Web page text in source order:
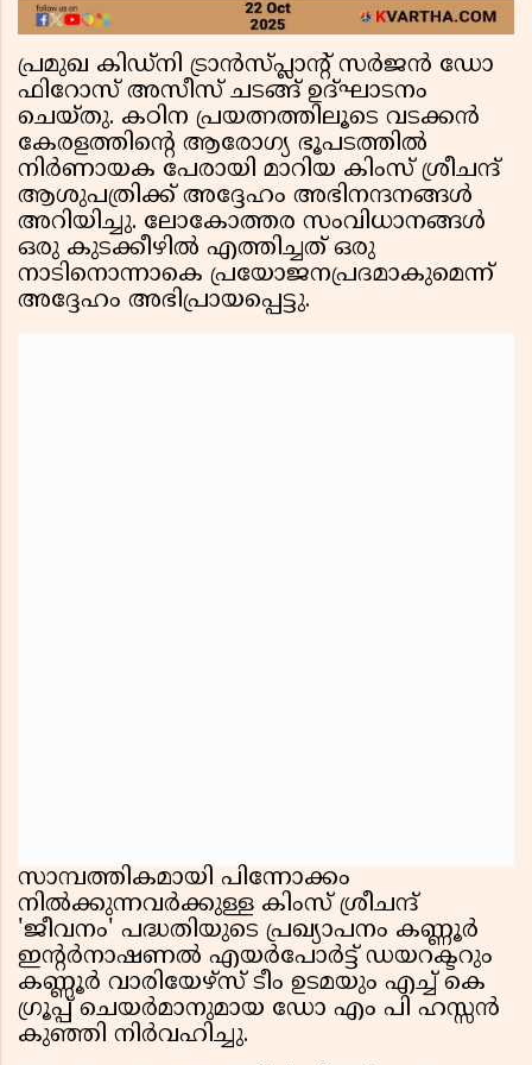
പ്രമുഖ കിഡ്നി ട്രാൻസ്‌പ്ലാന്റ് സർജൻ ഡോ
ഫിറോസ് അസീസ് ചടങ്ങ് ഉദ്ഘാടനം
ചെയ്തു. കഠിന പ്രയത്നത്തിലൂടെ വടക്കൻ
കേരളത്തിന്റെ ആരോഗ്യ ഭൂപടത്തിൽ
നിർണായക പേരായി മാറിയ കിംസ് ശ്രീചന്ദ്
ആശുപത്രിക്ക് അദ്ദേഹം അഭിനന്ദനങ്ങൾ
അറിയിച്ചു. ലോകോത്തര സംവിധാനങ്ങൾ
ഒരു കുടക്കീഴിൽ എത്തിച്ചത് ഒരു
നാടിനൊന്നാകെ പ്രയോജനപ്രദമാകുമെന്ന്
അദ്ദേഹം അഭിപ്രായപ്പെട്ടു.
സാമ്പത്തികമായി പിന്നോക്കം
നിൽക്കുന്നവർക്കുള്ള കിംസ് ശ്രീചന്ദ്
'ജീവനം' പദ്ധതിയുടെ പ്രഖ്യാപനം കണ്ണൂർ
ഇന്റർനാഷണൽ എയർപോർട്ട് ഡയറക്ടറും
കണ്ണൂർ വാരിയേഴ്‌സ് ടീം ഉടമയും എച്ച് കെ
ഗ്രൂപ്പ്‌ ചെയർമാനുമായ ഡോ എം പി ഹസ്സൻ
കുഞ്ഞി നിർവഹിച്ചു.